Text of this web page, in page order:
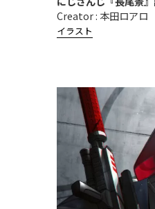
Creator : 本田ロアロ
イラスト